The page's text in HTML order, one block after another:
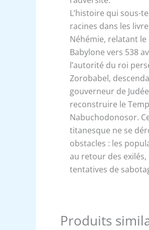
L’histoire qui sous-
racines dans les
Néhémie, relatant
Babylone vers 538
l’autorité du roi
Zorobabel,
gouverneur de
reconstruire le
Nabuchodonosor.
titanesque ne se
obstacles : les
au retour des
tentatives de
Produits